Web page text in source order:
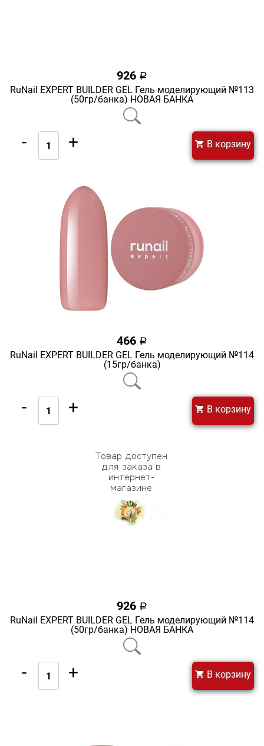
926 a
RuNail EXPERT BUILDER GEL Гель моделирующий №113
(50гр/банка) НОВАЯ БАНКА
- + В корзину
466 a
RuNail EXPERT BUILDER GEL Гель моделирующий №114
(15гр/банка)
- + В корзину
926 a
RuNail EXPERT BUILDER GEL Гель моделирующий №114
(50гр/банка) НОВАЯ БАНКА
- + В корзину